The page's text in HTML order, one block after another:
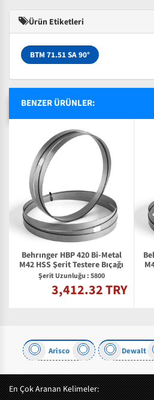
Ürün Etiketleri
BTM 71.51 SA 90°
BENZER ÜRÜNLER:
Behrınger HBP 420 Bi-Metal
M42 HSS Şerit Testere Bıçağı
Şerit Uzunluğu : 5800
3,412.32 TRY
Arisco Dewalt
En Çok Aranan Kelimeler: